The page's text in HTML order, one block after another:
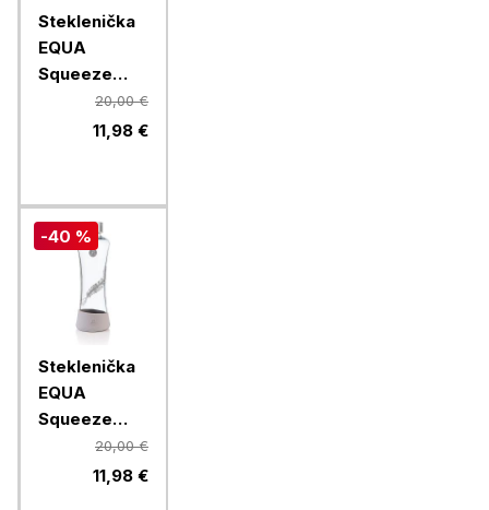
Steklenička
EQUA
Squeeze
Magnolia,
20,00 €
11,98 €
-40 %
Steklenička
EQUA
Squeeze
Feather, 550
20,00 €
11,98 €